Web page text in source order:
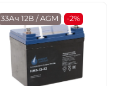
33Ач 12В / AGM -2%